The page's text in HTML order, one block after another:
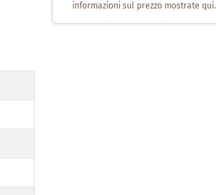
informazioni sul prezzo mostrate qui.